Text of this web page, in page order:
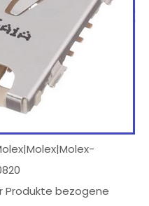
Produkte bezogene